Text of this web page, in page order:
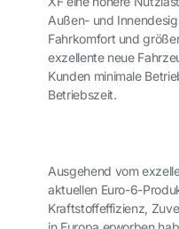
Außen- und
Fahrkomfort und
exzellente neue
Kunden minimale
Betriebszeit.
Ausgehend vom
aktuellen Euro-6-
Kraftstoffeffizienz,